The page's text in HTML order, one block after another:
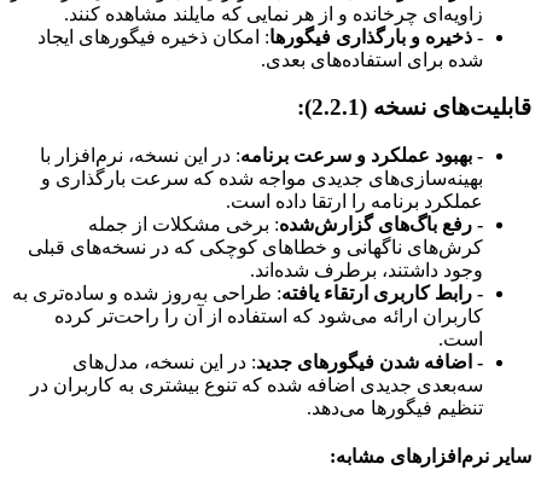
زاویه‌ای چرخانده و از هر نمایی که مایلند مشاهده کنند.
- ذخیره و بارگذاری فیگورها: امکان ذخیره فیگورهای ایجاد
شده برای استفاده‌های بعدی.
قابلیت‌های نسخه (2.2.1):
- بهبود عملکرد و سرعت برنامه: در این نسخه، نرم‌افزار با
بهینه‌سازی‌های جدیدی مواجه شده که سرعت بارگذاری و
عملکرد برنامه را ارتقا داده است.
- رفع باگ‌های گزارش‌شده: برخی مشکلات از جمله
کرش‌های ناگهانی و خطاهای کوچکی که در نسخه‌های قبلی
وجود داشتند، برطرف شده‌اند.
- رابط کاربری ارتقاء یافته: طراحی به‌روز شده و ساده‌تری به
کاربران ارائه می‌شود که استفاده از آن را راحت‌تر کرده
است.
- اضافه شدن فیگورهای جدید: در این نسخه، مدل‌های
سه‌بعدی جدیدی اضافه شده که تنوع بیشتری به کاربران در
تنظیم فیگورها می‌دهد.
سایر نرم‌افزارهای مشابه: